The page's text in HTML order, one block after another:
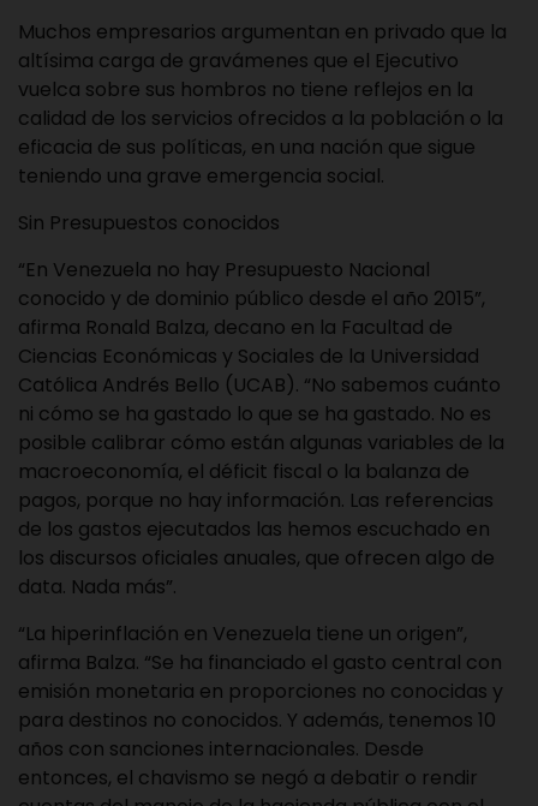
Muchos empresarios argumentan en privado que la
altísima carga de gravámenes que el Ejecutivo
vuelca sobre sus hombros no tiene reflejos en la
calidad de los servicios ofrecidos a la población o la
eficacia de sus políticas, en una nación que sigue
teniendo una grave emergencia social.
Sin Presupuestos conocidos
“En Venezuela no hay Presupuesto Nacional
conocido y de dominio público desde el año 2015”,
afirma Ronald Balza, decano en la Facultad de
Ciencias Económicas y Sociales de la Universidad
Católica Andrés Bello (UCAB). “No sabemos cuánto
ni cómo se ha gastado lo que se ha gastado. No es
posible calibrar cómo están algunas variables de la
macroeconomía, el déficit fiscal o la balanza de
pagos, porque no hay información. Las referencias
de los gastos ejecutados las hemos escuchado en
los discursos oficiales anuales, que ofrecen algo de
data. Nada más”.
“La hiperinflación en Venezuela tiene un origen”,
afirma Balza. “Se ha financiado el gasto central con
emisión monetaria en proporciones no conocidas y
para destinos no conocidos. Y además, tenemos 10
años con sanciones internacionales. Desde
entonces, el chavismo se negó a debatir o rendir